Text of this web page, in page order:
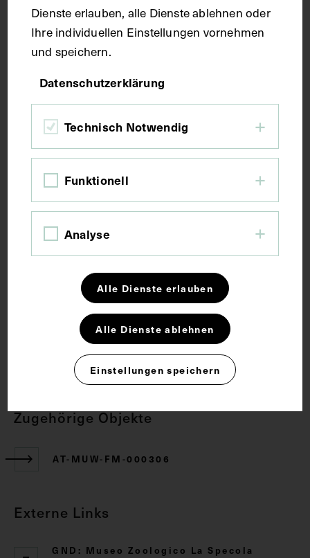
Seitenblatt 38 x 27 cm
Kurzbeschreibung
Der Text ist die ergänzende Beschreibung in
italienischer Sprache zum anatomischen
Schlagwörter
Anatomie Arterie Lehrmittel
CC BY-NC-SA 4.0
Zugehörige Objekte
AT-MUW-FM-000306
Externe Links
GND: Museo Zoologico La Specola
Dienste erlauben, alle Dienste ablehnen oder
Ihre individuellen Einstellungen vornehmen
und speichern.
Datenschutzerklärung
Technisch Notwendig
Funktionell
Analyse
Alle Dienste erlauben
Alle Dienste ablehnen
Einstellungen speichern